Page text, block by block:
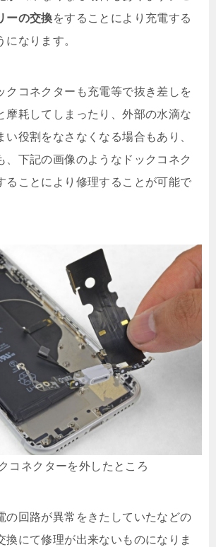
ーの交換をすることにより充電する
になります。
クコネクターも充電等で抜き差しを
摩耗してしまったり、外部の水滴な
い役割をなさなくなる場合もあり、
、下記の画像のようなドックコネク
ることにより修理することが可能で
コネクターを外したところ
の回路が異常をきたしていたなどの
換にて修理が出来ないものになりま